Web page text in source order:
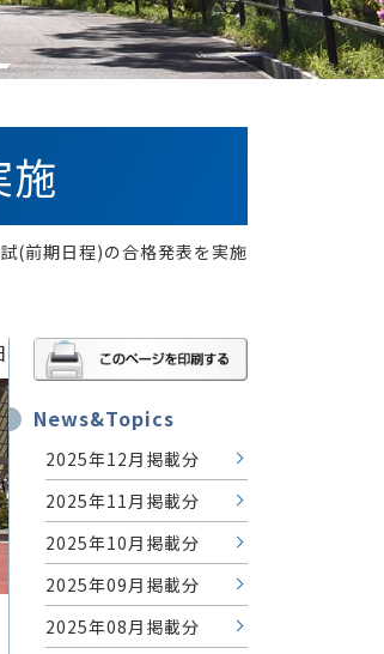
(前期日程)の合格発表を実施
News&Topics
2025年12月掲載分
2025年11月掲載分
2025年10月掲載分
2025年09月掲載分
2025年08月掲載分